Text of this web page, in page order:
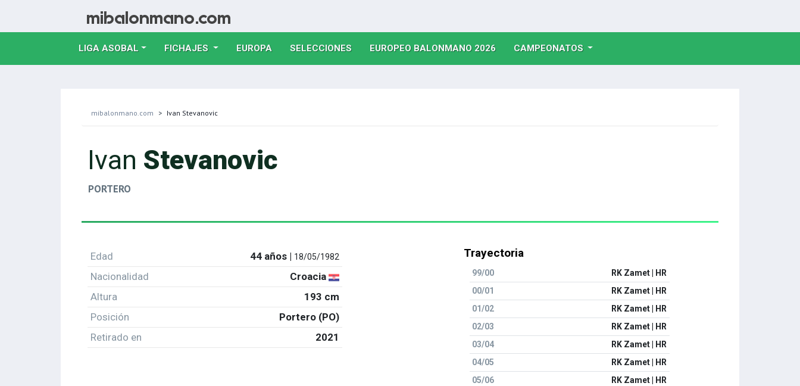
LIGA ASOBAL FICHAJES EUROPA(CURRENT)
SELECCIONES(CURRENT)
EUROPEO BALONMANO 2026(CURRENT)
CAMPEONATOS
mibalonmano.com Ivan Stevanovic
Ivan Stevanovic
PORTERO
Edad 44 años | 18/05/1982
Nacionalidad
Croacia
Altura
193 cm
Posición
Portero (PO)
Retirado en
2021
Trayectoria
99/00
RK Zamet | HR
00/01
RK Zamet | HR
01/02
RK Zamet | HR
02/03
RK Zamet | HR
03/04
RK Zamet | HR
04/05
RK Zamet | HR
05/06
RK Zamet | HR